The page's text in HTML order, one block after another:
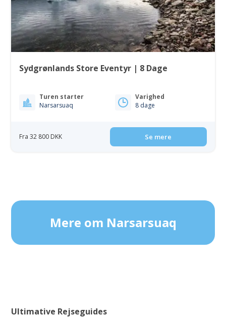
Sydgrønlands Store Eventyr | 8 Dage
Turen starter
Narsarsuaq
Varighed
8 dage
Fra 32 800 DKK Se mere
Mere om Narsarsuaq
Ultimative Rejseguides